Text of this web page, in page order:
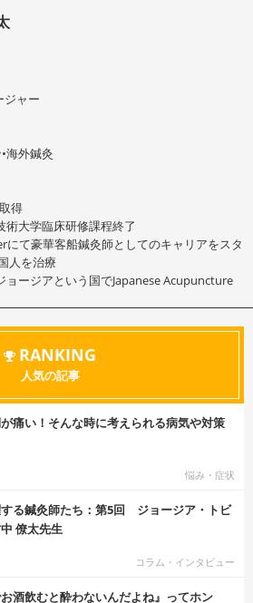
ジャー
海外鍼灸
得
大学臨床研修課程終了
て豪華客船鍼灸師としてのキャリアをスタ
人を治療
ージアという国でJapanese Acupuncture
RANKING
人気の記事
痛い！そんな時に考えられる病気や対策
悩み・症状
る鍼灸師たち：第5回 ジョージア・トビ
僚太先生
コラム・インタビュー
お酒飲むと酔わないんだよね』ってホン